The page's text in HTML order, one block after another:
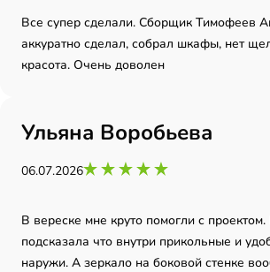
Все супер сделали. Сборщик Тимофеев
аккуратно сделал, собрал шкафы, нет
красота. Очень доволен
Ульяна Воробьева
06.07.2026
В вереске мне круто помогли с
подсказала что внутри прикольные и
наружи. А зеркало на боковой стенке